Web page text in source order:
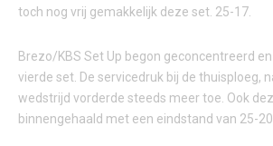
toch nog vrij gemakkelijk deze set. 25-17.
Brezo/KBS Set Up begon geconcentreerd
vierde set. De servicedruk bij de thuisploeg,
wedstrijd vorderde steeds meer toe. Ook
binnengehaald met een eindstand van 25-20.